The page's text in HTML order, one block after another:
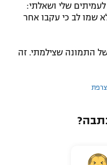
שלי ושאלתי:
שמו לב כי עקבו אחר
התמונה שצילמתי. זה